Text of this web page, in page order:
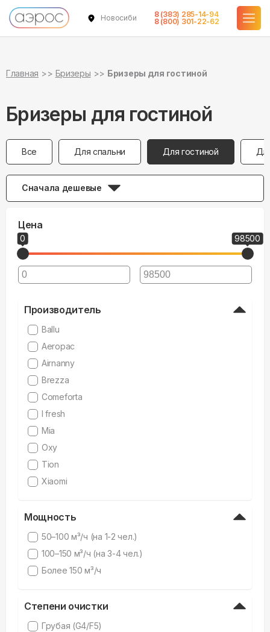
Новосибирск
8 (383) 285-14-94
8 (800) 301-22-62
Главная Бризеры Бризеры для гостиной
Бризеры для гостиной
Все Для спальни Для гостиной
Сначала дешевые
Цена
0 98500
Производитель
Ballu
Aeropac
Airnanny
Brezza
Comeforta
I fresh
Mia
Oxy
Tion
Xiaomi
Мощность
50–100 м³/ч (на 1-2 чел.)
100–150 м³/ч (на 3-4 чел.)
Более 150 м³/ч
Степени очистки
Грубая (G4/F5)